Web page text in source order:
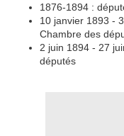
1876-1894 :
10 janvier 1893 -
Chambre des
2 juin 1894 - 27
députés